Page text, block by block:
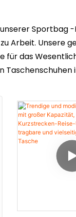
Arbeit. Unsere
für das